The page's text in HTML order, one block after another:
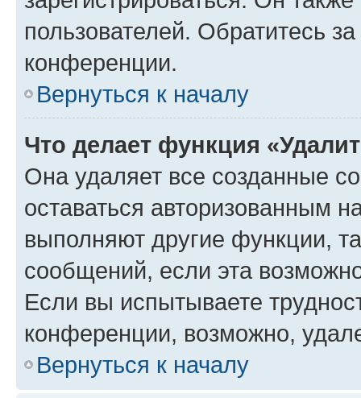
пользователей. Обратитесь
конференции.
Вернуться к началу
Что делает функция
Она удаляет все созданные
оставаться авторизованным
выполняют другие функции,
сообщений, если эта
Если вы испытываете
конференции, возможно,
Вернуться к началу